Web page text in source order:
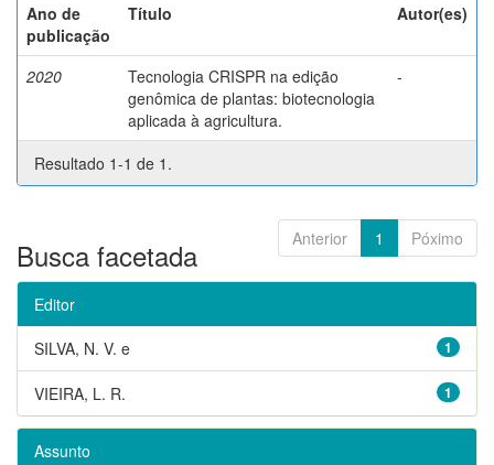
Ano de
publicação
Título Autor(es)
2020
Tecnologia CRISPR na edição
genômica de plantas: biotecnologia
aplicada à agricultura.
-
Resultado 1-1 de 1.
Anterior 1 Póximo
Busca facetada
Editor
1
SILVA, N. V. e
1
VIEIRA, L. R.
Assunto